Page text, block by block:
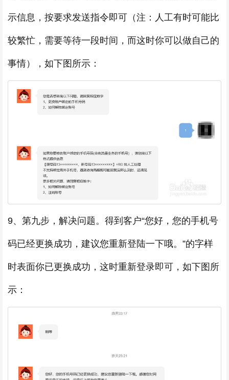
示信息，按要求发送指令即可（注：人工有时可能比
较繁忙，需要等待一段时间，而这时你可以做自己的
事情），如下图所示：
9、第九步，解决问题。得到客户“您好，您的手机号
码已经更换成功，建议您重新登陆一下哦。”的字样
时表面你已更换成功，这时重新登录即可，如下图所
示：